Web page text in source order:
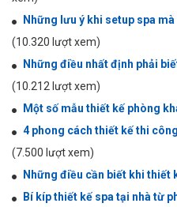
Những lưu ý khi setup spa
(10.320 lượt xem)
Những điều nhất định phải
(10.212 lượt xem)
Một số mẫu thiết kế phòng
4 phong cách thiết kế thi
(7.500 lượt xem)
Những điều cần biết khi thiết
Bí kíp thiết kế spa tại nhà từ